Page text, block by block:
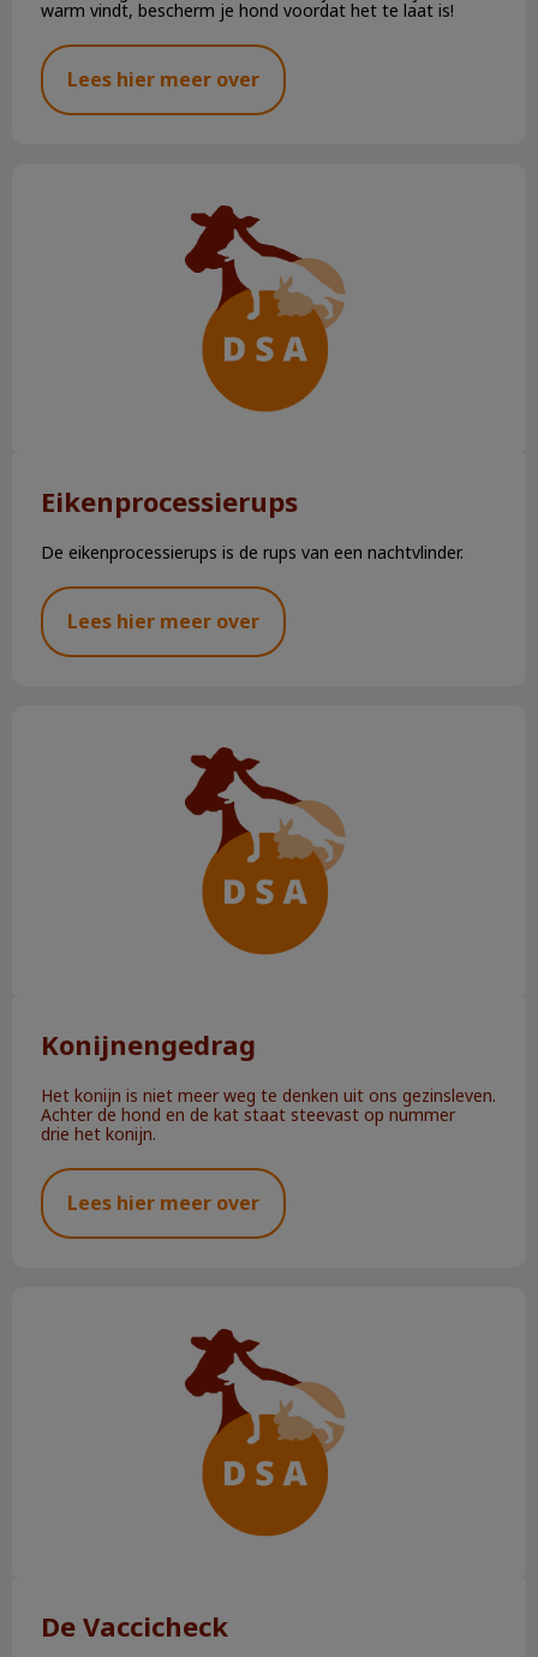
warm vindt, bescherm je hond voordat het te laat is!
Lees hier meer over
Eikenprocessierups
De eikenprocessierups is de rups van een nachtvlinder.
Lees hier meer over
Konijnengedrag
Het konijn is niet meer weg te denken uit ons gezinsleven.
Achter de hond en de kat staat steevast op nummer
drie het konijn.
Lees hier meer over
De Vaccicheck